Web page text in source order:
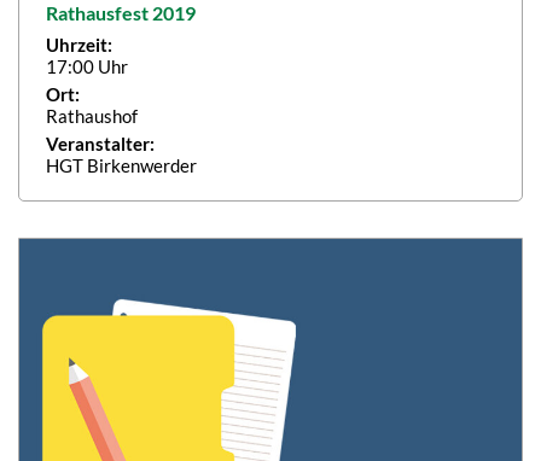
Rathausfest 2019
Uhrzeit:
17:00 Uhr
Ort:
Rathaushof
Veranstalter:
HGT Birkenwerder